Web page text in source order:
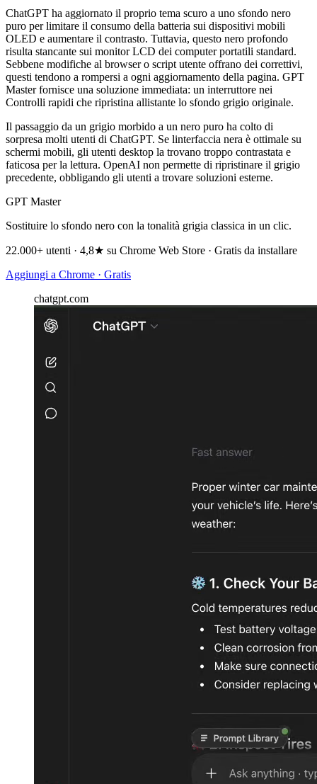
ChatGPT ha aggiornato il proprio tema scuro a uno sfondo nero
puro per limitare il consumo della batteria sui dispositivi mobili
OLED e aumentare il contrasto. Tuttavia, questo nero profondo
risulta stancante sui monitor LCD dei computer portatili standard.
Sebbene modifiche al browser o script utente offrano dei correttivi,
questi tendono a rompersi a ogni aggiornamento della pagina. GPT
Master fornisce una soluzione immediata: un interruttore nei
Controlli rapidi che ripristina allistante lo sfondo grigio originale.
Il passaggio da un grigio morbido a un nero puro ha colto di
sorpresa molti utenti di ChatGPT. Se linterfaccia nera è ottimale su
schermi mobili, gli utenti desktop la trovano troppo contrastata e
faticosa per la lettura. OpenAI non permette di ripristinare il grigio
precedente, obbligando gli utenti a trovare soluzioni esterne.
GPT Master
Sostituire lo sfondo nero con la tonalità grigia classica in un clic.
22.000+ utenti · 4,8★ su Chrome Web Store · Gratis da installare
Aggiungi a Chrome · Gratis
chatgpt.com